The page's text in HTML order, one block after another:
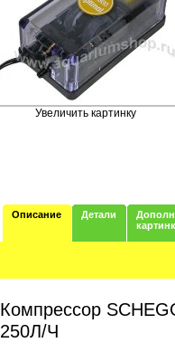
Увеличить картинку
Описание Детали
Компрессор
250Л/Ч